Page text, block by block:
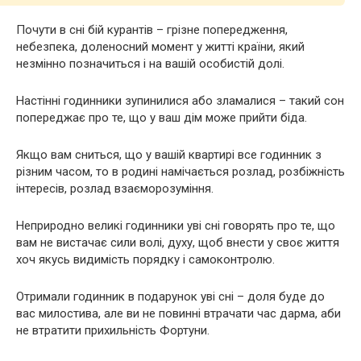
Почути в сні бій курантів – грізне попередження,
небезпека, доленосний момент у житті країни, який
незмінно позначиться і на вашій особистій долі.
Настінні годинники зупинилися або зламалися – такий сон
попереджає про те, що у ваш дім може прийти біда.
Якщо вам сниться, що у вашій квартирі все годинник з
різним часом, то в родині намічається розлад, розбіжність
інтересів, розлад взаєморозуміння.
Неприродно великі годинники уві сні говорять про те, що
вам не вистачає сили волі, духу, щоб внести у своє життя
хоч якусь видимість порядку і самоконтролю.
Отримали годинник в подарунок уві сні – доля буде до
вас милостива, але ви не повинні втрачати час дарма, аби
не втратити прихильність Фортуни.